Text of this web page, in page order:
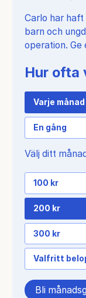
Carlo har
barn och
operation. Ge
Hur ofta
Varje månad
En gång
Välj ditt
100 kr
200 kr
300 kr
Valfritt
Bli